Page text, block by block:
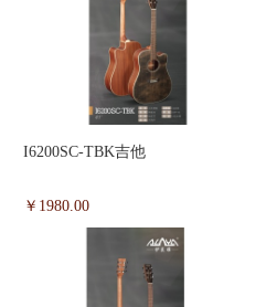
I6200SC-TBK吉他
￥1980.00